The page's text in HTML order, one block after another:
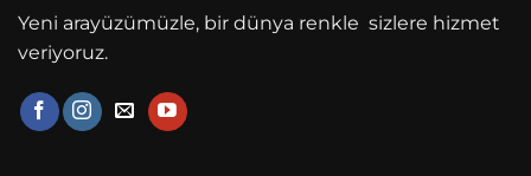
Yeni arayüzümüzle, bir dünya renkle sizlere hizmet
veriyoruz.